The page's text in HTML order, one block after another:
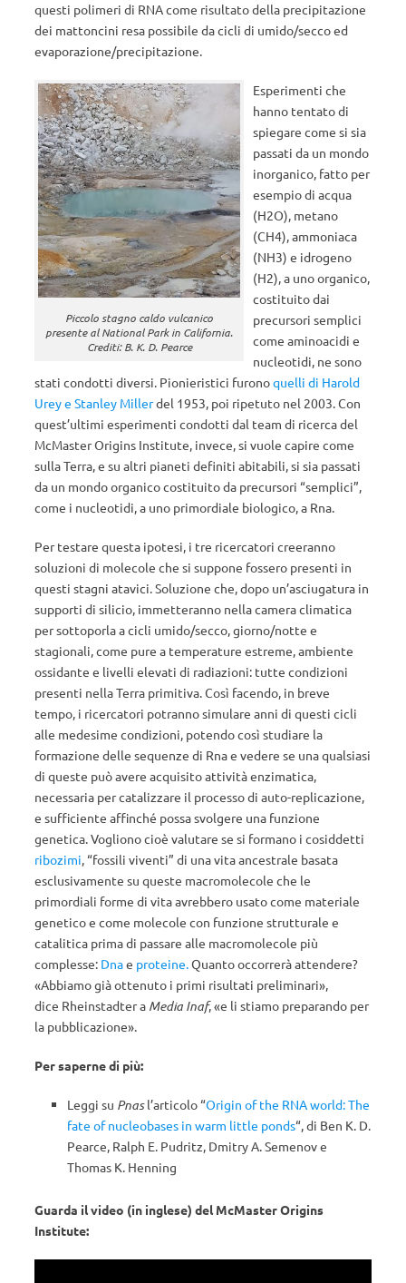
questi polimeri di RNA come risultato della precipitazione
dei mattoncini resa possibile da cicli di umido/secco ed
evaporazione/precipitazione.
Piccolo stagno caldo vulcanico
presente al National Park in California.
Crediti: B. K. D. Pearce
Esperimenti che
hanno tentato di
spiegare come si sia
passati da un mondo
inorganico, fatto per
esempio di acqua
(H2O), metano
(CH4), ammoniaca
(NH3) e idrogeno
(H2), a uno organico,
costituito dai
precursori semplici
come aminoacidi e
nucleotidi, ne sono
stati condotti diversi. Pionieristici furonoquelli di Harold
Urey e Stanley Millerdel 1953, poi ripetuto nel 2003. Con
quest’ultimi esperimenti condotti dal team di ricerca del
McMaster Origins Institute, invece, si vuole capire come
sulla Terra, e su altri pianeti definiti abitabili, si sia passati
da un mondo organico costituito da precursori “semplici”,
come i nucleotidi, a uno primordiale biologico, a Rna.
Per testare questa ipotesi, i tre ricercatori creeranno
soluzioni di molecole che si suppone fossero presenti in
questi stagni atavici. Soluzione che, dopo un’asciugatura in
supporti di silicio, immetteranno nella camera climatica
per sottoporla a cicli umido/secco, giorno/notte e
stagionali, come pure a temperature estreme, ambiente
ossidante e livelli elevati di radiazioni: tutte condizioni
presenti nella Terra primitiva. Così facendo, in breve
tempo, i ricercatori potranno simulare anni di questi cicli
alle medesime condizioni, potendo così studiare la
formazione delle sequenze di Rna e vedere se una qualsiasi
di queste può avere acquisito attività enzimatica,
necessaria per catalizzare il processo di auto-replicazione,
e sufficiente affinché possa svolgere una funzione
genetica. Vogliono cioè valutare se si formano i cosiddetti
ribozimi, “fossili viventi” di una vita ancestrale basata
esclusivamente su queste macromolecole che le
primordiali forme di vita avrebbero usato come materiale
genetico e come molecole con funzione strutturale e
catalitica prima di passare alle macromolecole più
complesse: Dnae proteine.Quanto occorrerà attendere?
«Abbiamo già ottenuto i primi risultati preliminari»,
dice Rheinstadter a Media Inaf, «e li stiamo preparando per
la pubblicazione».
Per saperne di più:
Leggi su Pnasl’articolo “Origin of the RNA world: The
fate of nucleobases in warm little ponds“, di Ben K. D.
Pearce, Ralph E. Pudritz, Dmitry A. Semenov e
Thomas K. Henning
Guarda il video (in inglese) del McMaster Origins
Institute: